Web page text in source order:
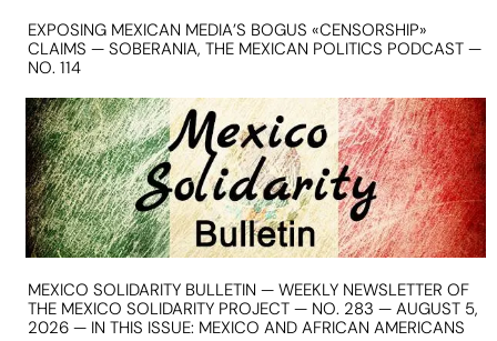
EXPOSING MEXICAN MEDIA’S BOGUS «CENSORSHIP»
CLAIMS — SOBERANIA, THE MEXICAN POLITICS PODCAST —
NO. 114
MEXICO SOLIDARITY BULLETIN — WEEKLY NEWSLETTER OF
THE MEXICO SOLIDARITY PROJECT — NO. 283 — AUGUST 5,
2026 — IN THIS ISSUE: MEXICO AND AFRICAN AMERICANS